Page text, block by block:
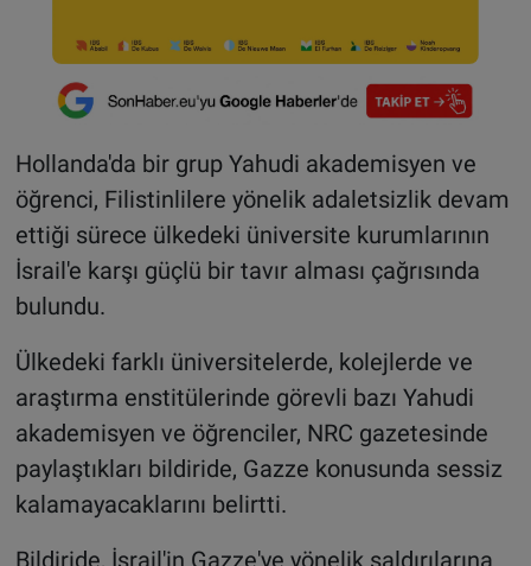
Hollanda'da bir grup Yahudi akademisyen ve
öğrenci, Filistinlilere yönelik adaletsizlik devam
ettiği sürece ülkedeki üniversite kurumlarının
İsrail'e karşı güçlü bir tavır alması çağrısında
bulundu.
Ülkedeki farklı üniversitelerde, kolejlerde ve
araştırma enstitülerinde görevli bazı Yahudi
akademisyen ve öğrenciler, NRC gazetesinde
paylaştıkları bildiride, Gazze konusunda sessiz
kalamayacaklarını belirtti.
Bildiride, İsrail'in Gazze'ye yönelik saldırılarına